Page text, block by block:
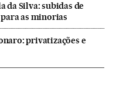
da Silva: subidas de
as minorias
privatizações e